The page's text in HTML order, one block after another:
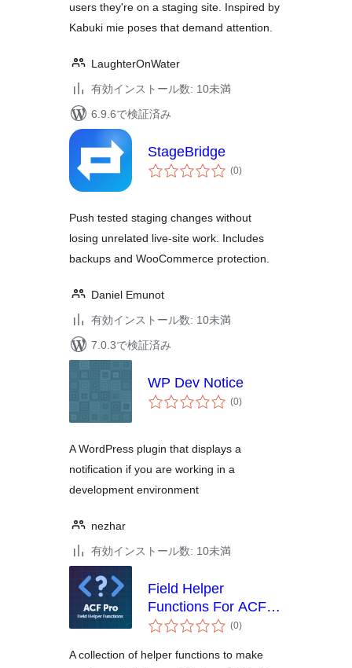
users they're on a staging site. Inspired by
Kabuki mie poses that demand attention.
LaughterOnWater
有効インストール数: 10未満
6.9.6で検証済み
StageBridge
(0個
の)
Push tested staging changes without
losing unrelated live-site work. Includes
backups and WooCommerce protection.
Daniel Emunot
有効インストール数: 10未満
7.0.3で検証済み
WP Dev Notice
(0個
の)
A WordPress plugin that displays a
notification if you are working in a
development environment
nezhar
有効インストール数: 10未満
Field Helper
Functions For ACF
Pro
(0個
の)
A collection of helper functions to make